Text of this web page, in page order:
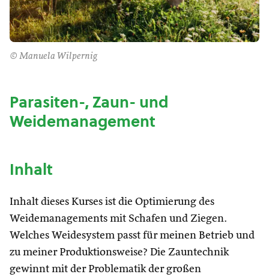
© Manuela Wilpernig
Parasiten-, Zaun- und
Weidemanagement
Inhalt
Inhalt dieses Kurses ist die Optimierung des
Weidemanagements mit Schafen und Ziegen.
Welches Weidesystem passt für meinen Betrieb und
zu meiner Produktionsweise? Die Zauntechnik
gewinnt mit der Problematik der großen